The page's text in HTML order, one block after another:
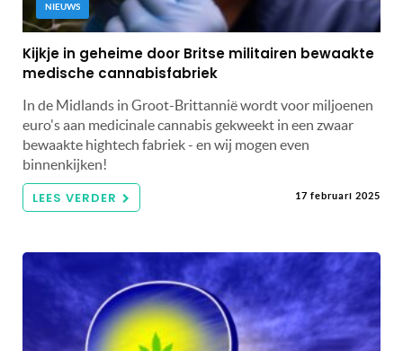
NIEUWS
Kijkje in geheime door Britse militairen bewaakte
medische cannabisfabriek
In de Midlands in Groot-Brittannië wordt voor miljoenen
euro's aan medicinale cannabis gekweekt in een zwaar
bewaakte hightech fabriek - en wij mogen even
binnenkijken!
LEES VERDER 17 februari 2025